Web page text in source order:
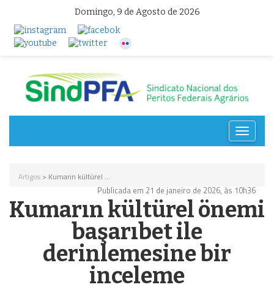
Domingo, 9 de Agosto de 2026
Toggle
Artigos > Kumarın kültürel ...
Publicada em 21 de janeiro de 2026, às 10h36
Kumarın kültürel önemi
başarıbet ile
derinlemesine bir
inceleme